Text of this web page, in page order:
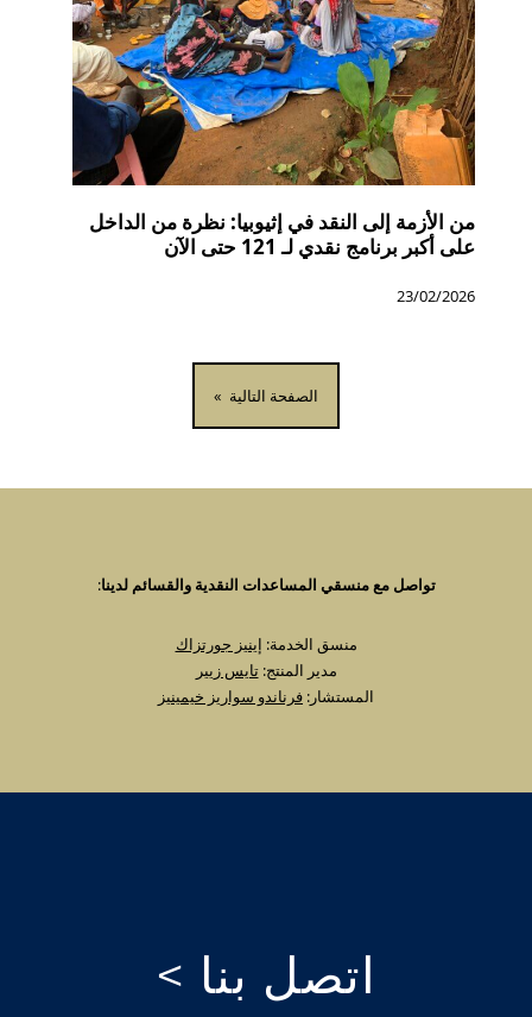
من الأزمة إلى النقد في إثيوبيا: نظرة من الداخل
على أكبر برنامج نقدي لـ 121 حتى الآن
23/02/2026
الصفحة التالية »
تواصل مع منسقي المساعدات النقدية والقسائم لدينا:
منسق الخدمة: إينيز جورتزاك
مدير المنتج:تايس زيير
المستشار: فرناندو سواريز خيمينيز
اتصل بنا >